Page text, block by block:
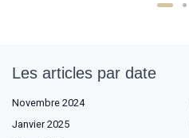
Les articles par date
Novembre 2024
Janvier 2025